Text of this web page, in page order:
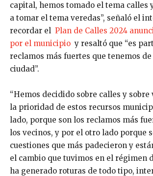
capital, hemos tomado el tema calles
a tomar el tema veredas”, señaló el
recordar el Plan de Calles 2024
por el municipio y resaltó que “es
reclamos más fuertes que tenemos
ciudad”.
“Hemos decidido sobre calles y sobre
la prioridad de estos recursos
lado, porque son los reclamos más
los vecinos, y por el otro lado porque
cuestiones que más padecieron y
el cambio que tuvimos en el régimen
ha generado roturas de todo tipo,